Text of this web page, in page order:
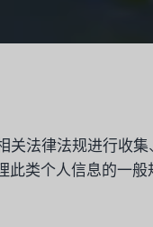
关法律法规进行收集
此类个人信息的一